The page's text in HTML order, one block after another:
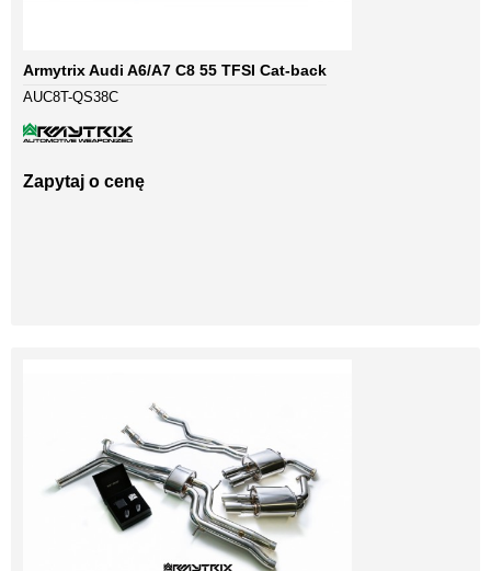
Armytrix Audi A6/A7 C8 55 TFSI Cat-back
AUC8T-QS38C
Zapytaj o cenę